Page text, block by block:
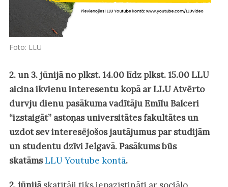
Foto: LLU
2. un 3. jūnijā no plkst. 14.00 līdz plkst. 15.00 LLU
aicina ikvienu interesentu kopā ar LLU Atvērto
durvju dienu pasākuma vadītāju Emīlu Balceri
“izstaigāt” astoņas universitātes fakultātes un
uzdot sev interesējošos jautājumus par studijām
un studentu dzīvi Jelgavā. Pasākums būs
skatāmsLLU Youtube kontā.